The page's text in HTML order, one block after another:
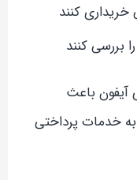
کنند
بررسی کنند
آیفون باعث
خدمات پرداختی